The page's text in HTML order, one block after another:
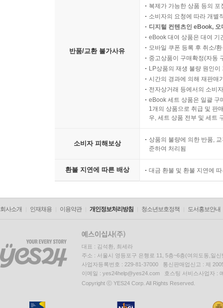
반품/교환 불가사유
복제가 가능한 상품 등의
소비자의 요청에 따라 개별
디지털 컨텐츠인 eBook,
eBook 대여 상품은 대여 기
모바일 쿠폰 등록 후 취소/
중고상품이 구매확정(자동
LP상품의 재생 불량 원인
시간의 경과에 의해 재판매
전자상거래 등에서의 소비
eBook 세트 상품은 일괄 구
1개의 상품으로 취급 및 판
우, 세트 상품 전부 및 세트
소비자 피해보상
상품의 불량에 의한 반품,
준하여 처리됨
환불 지연에 따른 배상 대금 환불 및 환불 지연에
회사소개 인재채용 이용약관 개인정보처리방침 청소년보호정책 도서홍보안내
대표 : 김석환, 최세라
주소 : 서울시 영등포구 은행로 11, 5층~6층(여의도동,일신
사업자등록번호 : 229-81-37000 통신판매업신고 : 제
이메일 : yes24help@yes24.com 호스팅 서비스사업자 :
Copyright ⓒ YES24 Corp. All Rights Reserved.